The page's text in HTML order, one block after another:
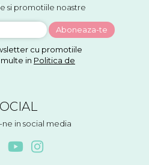
si promotiile noastre
cu promotiile
in Politica de
in social media